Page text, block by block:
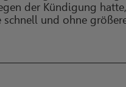
der Kündigung
und ohne